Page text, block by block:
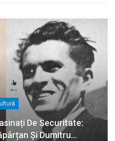
De Securitate:
Și Dumitru…